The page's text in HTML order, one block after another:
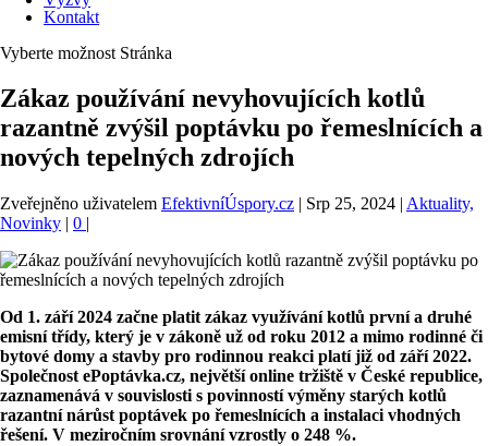
Kontakt
Vyberte možnost Stránka
Zákaz používání nevyhovujících kotlů
razantně zvýšil poptávku po řemeslnících a
nových tepelných zdrojích
Zveřejněno uživatelem EfektivníÚspory.cz | Srp 25, 2024 | Aktuality,
Novinky | 0 |
Od 1. září 2024 začne platit zákaz využívání kotlů první a druhé
emisní třídy, který je v zákoně už od roku 2012 a mimo rodinné či
bytové domy a stavby pro rodinnou reakci platí již od září 2022.
Společnost ePoptávka.cz, největší online tržiště v České republice,
zaznamenává v souvislosti s povinností výměny starých kotlů
razantní nárůst poptávek po řemeslnících a instalaci vhodných
řešení. V meziročním srovnání vzrostly o 248 %.